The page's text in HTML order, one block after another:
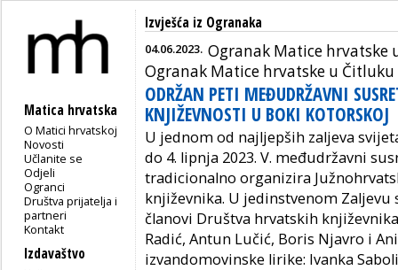
Matica hrvatska
O Matici hrvatskoj
Novosti
Učlanite se
Odjeli
Ogranci
Društva prijatelja i
partneri
Kontakt
Izdavaštvo
Izvješća iz Ogranaka
04.06.2023. Ogranak Matice hrvatske
Ogranak Matice hrvatske u Čitluku
ODRŽAN PETI MEĐUDRŽAVNI
KNJIŽEVNOSTI U BOKI KOTORSKOJ
U jednom od najljepših zaljeva
do 4. lipnja 2023. V. međudržavni
tradicionalno organizira
književnika. U jedinstvenom
članovi Društva hrvatskih
Radić, Antun Lučić, Boris Njavro i
izvandomovinske lirike: Ivanka